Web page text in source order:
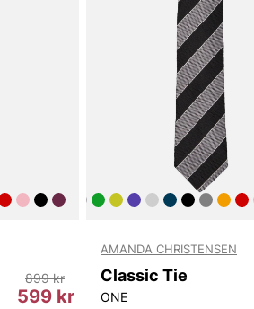
599 kr
899 kr
AMANDA CHRISTENSEN
Classic Tie
ONE